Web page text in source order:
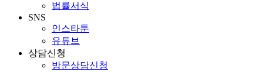
법률서식
SNS
인스타툰
유튜브
상담신청
방문상담신청